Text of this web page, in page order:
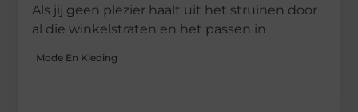
Als jij geen plezier haalt uit het struinen door
al die winkelstraten en het passen in
Mode En Kleding